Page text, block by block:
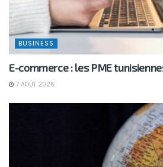
BUSINESS
E-commerce : les PME
7 AOÛT 2026